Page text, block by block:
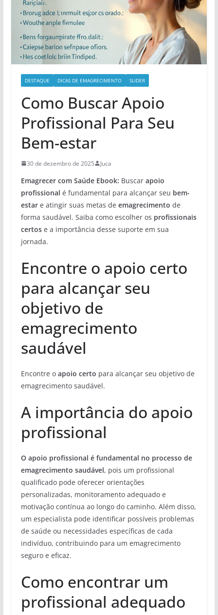
DESTAQUE DICAS DE EMAGRECIMENTO SLIDER
Como Buscar Apoio
Profissional Para Seu
Bem-estar
30 de dezembro de 2025 Juca
Emagrecer com Saúde Ebook: Buscar apoio
profissional é fundamental para alcançar seu bem-
estare atingir suas metas de emagrecimento de
forma saudável. Saiba como escolher os profissionais
certose a importância desse suporte em sua
jornada.
Encontre o apoio certo
para alcançar seu
objetivo de
emagrecimento
saudável
Encontre o apoio certo para alcançar seu objetivo de
emagrecimento saudável.
A importância do apoio
profissional
O apoio profissional é fundamental no processo de
emagrecimento saudável, pois um profissional
qualificado pode oferecer orientações
personalizadas, monitoramento adequado e
motivação contínua ao longo do caminho. Além disso,
um especialista pode identificar possíveis problemas
de saúde ou necessidades específicas de cada
indivíduo, contribuindo para um emagrecimento
seguro e eficaz.
Como encontrar um
profissional adequado